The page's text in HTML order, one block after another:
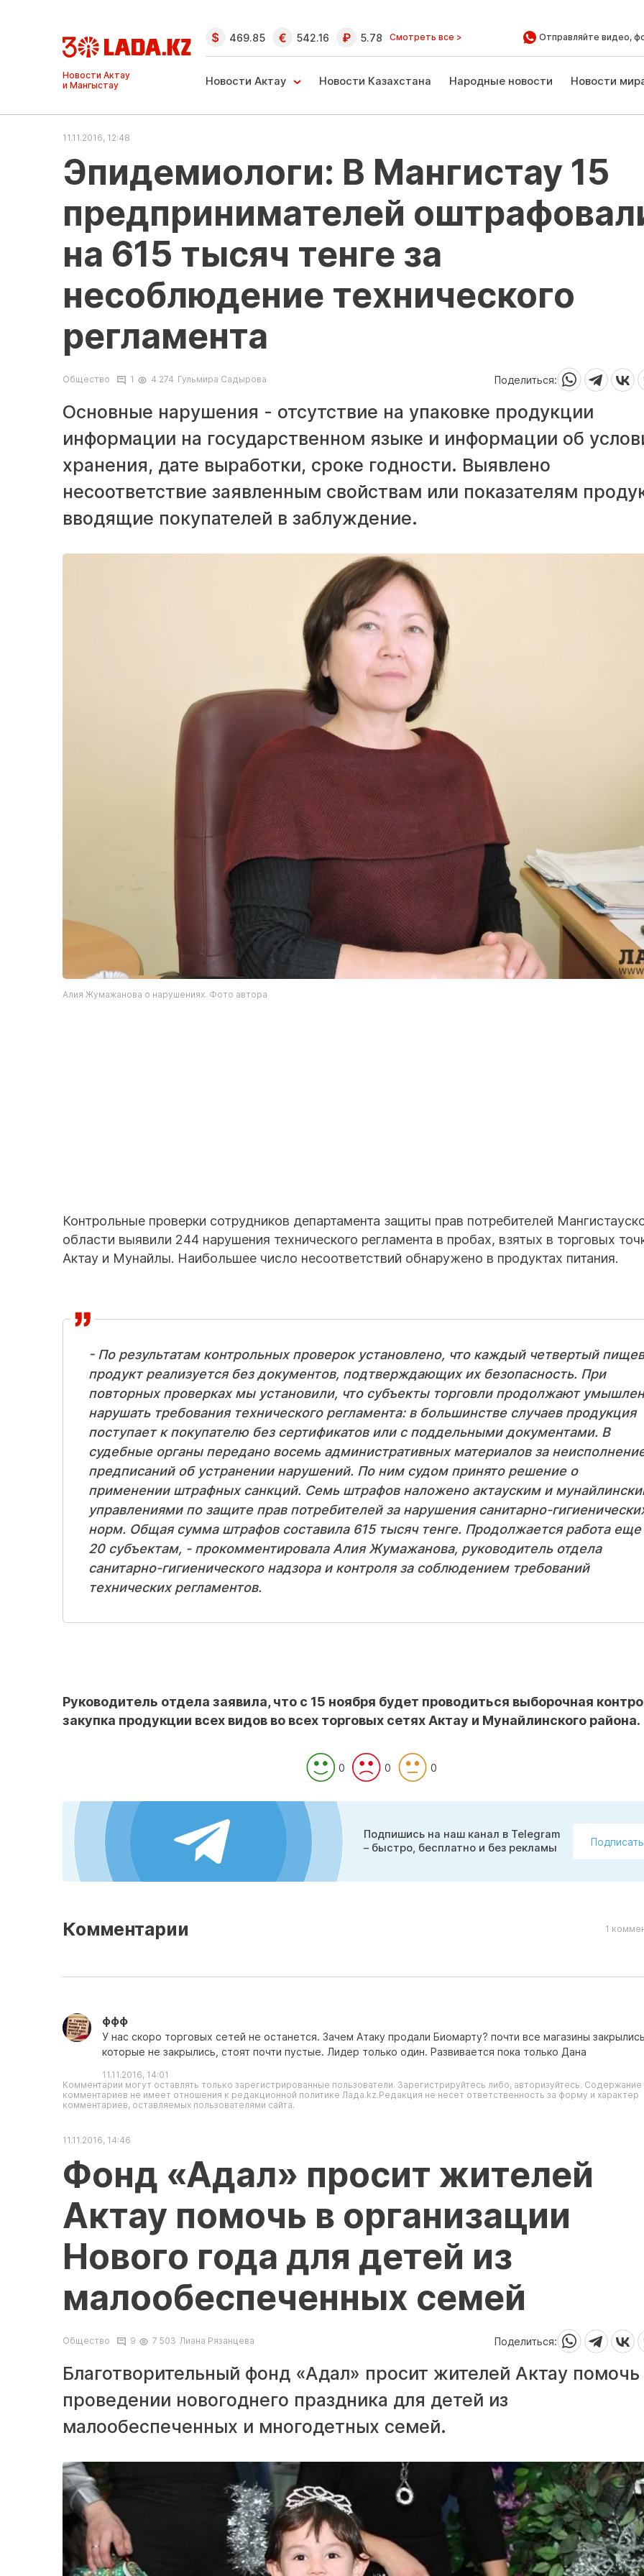
Ақтау және
Манғыстау
жаңалықтары
469.85 542.16 5.78 Смотреть все > Отправляйте видео,
Новости Актау Новости Казахстана Народные новости Новости
11.11.2016, 12:48
Эпидемиологи: В Мангистау 15
предпринимателей
на 615 тысяч тенге за
несоблюдение технического
регламента
Общество 1 4 274 Гульмира Садырова Поделиться:
Основные нарушения - отсутствие на упаковке продукции
информации на государственном языке и информации об
хранения, дате выработки, сроке годности. Выявлено
несоответствие заявленным свойствам или показателям
вводящие покупателей в заблуждение.
Алия Жумажанова о нарушениях. Фото автора
Контрольные проверки сотрудников департамента защиты прав потребителей
области выявили 244 нарушения технического регламента в пробах, взятых в торговых
Актау и Мунайлы. Наибольшее число несоответствий обнаружено в продуктах питания.
- По результатам контрольных проверок установлено, что каждый четвертый
продукт реализуется без документов, подтверждающих их безопасность. При
повторных проверках мы установили, что субъекты торговли продолжают
нарушать требования технического регламента: в большинстве случаев продукция
поступает к покупателю без сертификатов или с поддельными документами. В
судебные органы передано восемь административных материалов за
предписаний об устранении нарушений. По ним судом принято решение о
применении штрафных санкций. Семь штрафов наложено актауским и
управлениями по защите прав потребителей за нарушения санитарно-
норм. Общая сумма штрафов составила 615 тысяч тенге. Продолжается работа еще
20 субъектам, - прокомментировала Алия Жумажанова, руководитель отдела
санитарно-гигиенического надзора и контроля за соблюдением требований
технических регламентов.
Руководитель отдела заявила, что с 15 ноября будет проводиться выборочная
закупка продукции всех видов во всех торговых сетях Актау и Мунайлинского района.
0 0 0
Подпишись на наш канал в Telegram
– быстро, бесплатно и без рекламы
Комментарии 1
ффф
У нас скоро торговых сетей не останется. Зачем Атаку продали Биомарту? почти все магазины
которые не закрылись, стоят почти пустые. Лидер только один. Развивается пока только Дана
11.11.2016, 14:01
Комментарии могут оставлять только зарегистрированные пользователи. Зарегистрируйтесь либо, авторизуйтесь. Содержание
комментариев не имеет отношения к редакционной политике Лада.kz.Редакция не несет ответственность за форму и характер
комментариев, оставляемых пользователями сайта.
11.11.2016, 14:46
Фонд «Адал» просит жителей
Актау помочь в организации
Нового года для детей из
малообеспеченных семей
Общество 9 7 503 Лиана Рязанцева Поделиться:
Благотворительный фонд «Адал» просит жителей Актау помочь
проведении новогоднего праздника для детей из
малообеспеченных и многодетных семей.